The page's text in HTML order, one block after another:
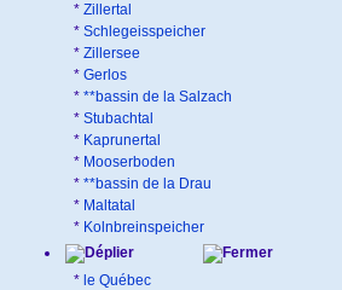
* Zillertal
* Schlegeisspeicher
* Zillersee
* Gerlos
* **bassin de la Salzach
* Stubachtal
* Kaprunertal
* Mooserboden
* **bassin de la Drau
* Maltatal
* Kolnbreinspeicher
* le Québec